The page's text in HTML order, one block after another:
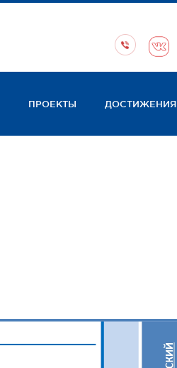
ПРОЕКТЫ ДОСТИЖЕНИЯ